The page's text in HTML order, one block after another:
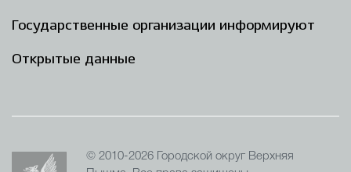
Государственные организации информируют
Открытые данные
© 2010-2026 Городской округ Верхняя